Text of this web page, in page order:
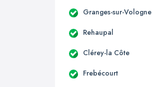
Granges-sur-Vologne
Rehaupal
Clérey-la Côte
Frebécourt